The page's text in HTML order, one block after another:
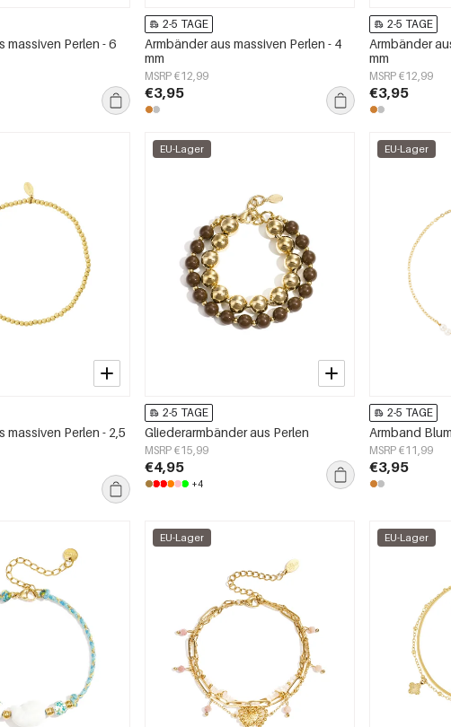
massiven Perlen - 6
2-5 TAGE
Armbänder aus massiven Perlen - 4
mm
MSRP €12,99
€3,95
2-5 TAGE
Armbänder
mm
MSRP €12,99
€3,95
massiven Perlen - 2,5
EU-Lager
2-5 TAGE
Gliederarmbänder aus Perlen
MSRP €15,99
€4,95
+4
EU-Lager
2-5 TAGE
Armband
MSRP €11,99
€3,95
EU-Lager EU-Lager